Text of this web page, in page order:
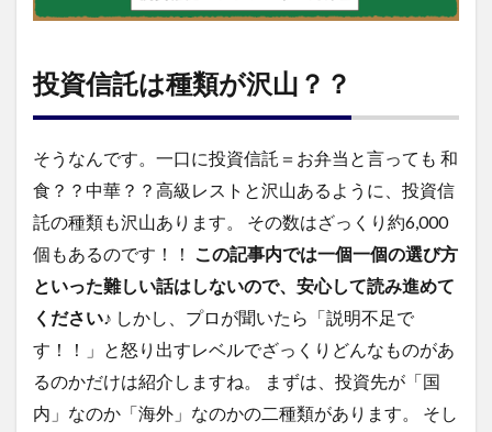
投資信託は種類が沢山？？
そうなんです。一口に投資信託＝お弁当と言っても 和
食？？中華？？高級レストと沢山あるように、投資信
託の種類も沢山あります。 その数はざっくり約6,000
個もあるのです！！
この記事内では一個一個の選び方
といった難しい話はしないので、安心して読み進めて
ください♪ しかし、プロが聞いたら「説明不足で
す！！」と怒り出すレベルでざっくりどんなものがあ
るのかだけは紹介しますね。 まずは、投資先が「国
内」なのか「海外」なのかの二種類があります。 そし